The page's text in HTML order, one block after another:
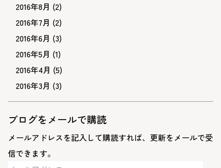
2016年8月 (2)
2016年7月 (2)
2016年6月 (3)
2016年5月 (1)
2016年4月 (5)
2016年3月 (3)
ブログをメールで購読
メールアドレスを記入して購読すれば、更新をメールで受
信できます。